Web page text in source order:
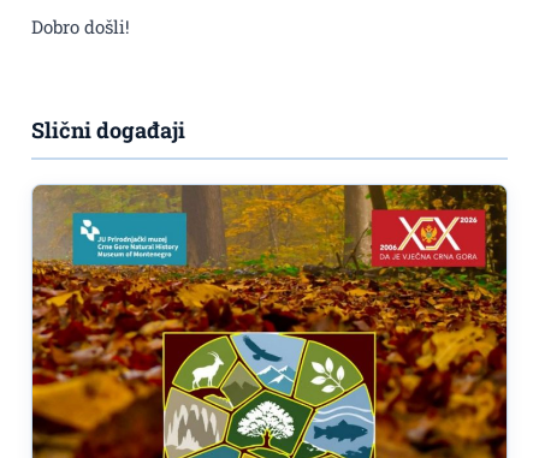
Dobro došli!
Slični događaji